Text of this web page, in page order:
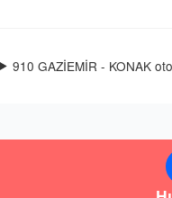
910 GAZİEMİR - KONAK